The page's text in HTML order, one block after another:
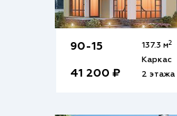
90-15
41 200 ₽
137.3 м2
Каркас
2 этажа